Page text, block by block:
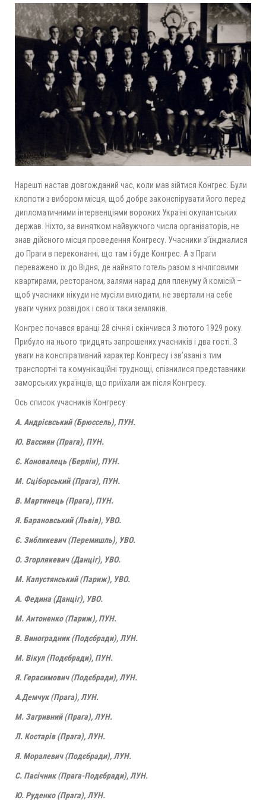
Нарешті настав довгожданий час, коли мав зійтися Конгрес. Були
клопоти з вибором місця, щоб добре законспірувати його перед
дипломатичними інтервенціями ворожих Україні окупантських
держав. Ніхто, за винятком найвужчого числа організаторів, не
знав дійсного місця проведення Конгресу. Учасники з’їжджалися
до Праги в переконанні, що там і буде Конгрес. А з Праги
переважено їх до Відня, де найнято готель разом з нічліговими
квартирами, рестораном, залями нарад для пленуму й комісій –
щоб учасники нікуди не мусіли виходити, не звертали на себе
уваги чужих розвідок і своїх таки земляків.
Конгрес почався вранці 28 січня і скінчився 3 лютого 1929 року.
Прибуло на нього тридцять запрошених учасників і два гості. З
уваги на конспіративний характер Конгресу і зв’язані з тим
транспортні та комунікаційні труднощі, спізнилися представники
заморських українців, що приїхали аж після Конгресу.
Ось список учасників Конгресу:
А. Андрієвський (Брюссель), ПУН.
Ю. Вассиян (Прага), ПУН.
Є. Коновалець (Берлін), ПУН.
М. Сціборський (Прага), ПУН.
В. Мартинець (Прага), ПУН.
Я. Барановський (Львів), УВО.
Є. Зибликевич (Перемишль), УВО.
О. Згорлякевич (Данціг), УВО.
М. Капустянський (Париж), УВО.
А. Федина (Данціг), УВО.
М. Антоненко (Париж), ПУН.
В. Виноградник (Подєбради), ЛУН.
М. Вікул (Подєбради), ПУН.
Я. Герасимович (Подєбради), ЛУН.
А.Демчук (Прага), ЛУН.
М. Загривний (Прага), ЛУН.
Л. Костарів (Прага), ЛУН.
Я. Моралевич (Подєбради), ЛУН.
С. Пасічник (Прага-Подєбради), ЛУН.
Ю. Руденко (Прага), ЛУН.